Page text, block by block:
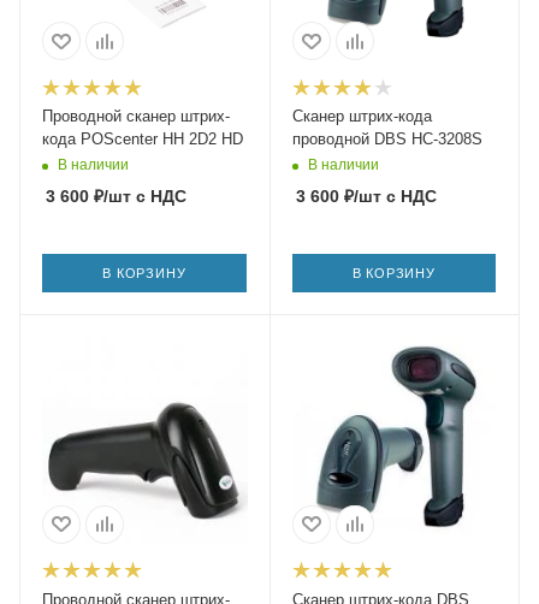
Проводной сканер штрих-
кода POScenter HH 2D2 HD
В наличии
3 600 ₽/шт с НДС
В КОРЗИНУ
Сканер штрих-кода
проводной DBS HC-3208S
В наличии
3 600₽/штс НДС
В КОРЗИНУ
Проводной сканер штрих-
Сканер штрих-кода DBS